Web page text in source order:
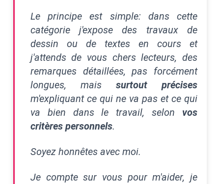
Le principe est simple: dans cette
catégorie j'expose des travaux de
dessin ou de textes en cours et
j'attends de vous chers lecteurs, des
remarques détaillées, pas forcément
longues, mais surtout précises
m'expliquant ce qui ne va pas et ce qui
va bien dans le travail, selon vos
critères personnels.
Soyez honnêtes avec moi.
Je compte sur vous pour m'aider, je